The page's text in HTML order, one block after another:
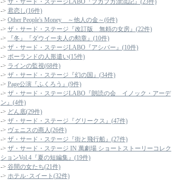
-> ザ・サード・ステージLABO『プカプカ漂流記』(23件)
-> 君恋し(16件)
-> Other People's Money ～他人の金～(6件)
-> ザ・サード・ステージ『改訂版 無頼の女房』(22件)
->
『冬』『ダウイー夫人の勲章』(10件)
-> ザ・サード・ステージLABO『アシバー』(10件)
-> ポーランドの人形遣い(15件)
-> ラインの監視(68件)
-> ザ・サード・ステージ『幻の国』(34件)
-> Page公演『ふくろう』(9件)
-> ザ・サード・ステージLABO『朗読の会 イノック・アーデ
ン』(4件)
-> どん底(29件)
-> ザ・サード・ステージ『グリークス』(47件)
-> ヴェニスの商人(26件)
-> ザ・サード・ステージ『街と飛行船』(27件)
-> ザ・サード・ステージ IN 萬劇場 ショートストーリーコレク
ションVol.4『夏の短編集』(19件)
-> 谷間の女たち(21件)
-> ホテル･スイート(32件)